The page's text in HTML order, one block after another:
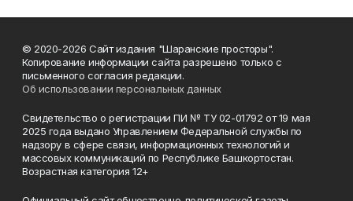
© 2020-2026 Сайт издания "Шаранские просторы".
Копирование информации сайта разрешено только с
письменного согласия редакции.
Об использовании персональных данных
Свидетельство о регистрации ПИ № ТУ 02-01792 от 19 мая
2025 года выдано Управлением Федеральной службы по
надзору в сфере связи, информационных технологий и
массовых коммуникаций по Республике Башкортостан.
Возрастная категория 12+